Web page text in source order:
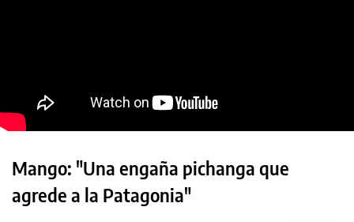
Mango: "Una engaña pichanga que
agrede a la Patagonia"